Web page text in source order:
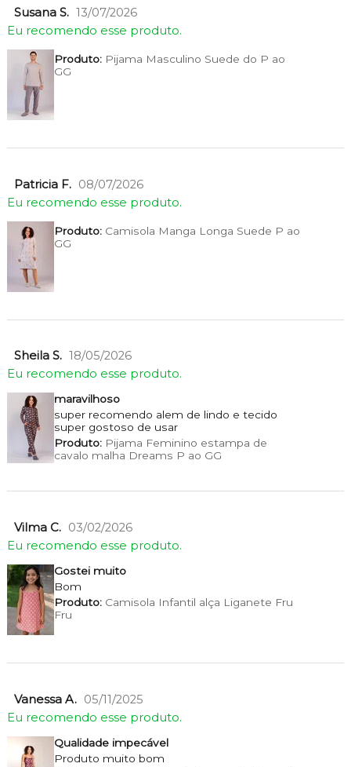
Susana S. 13/07/2026
Eu recomendo esse produto.
Produto:Pijama Masculino Suede do P ao
GG
Patricia F. 08/07/2026
Eu recomendo esse produto.
Produto:Camisola Manga Longa Suede P ao
GG
Sheila S. 18/05/2026
Eu recomendo esse produto.
maravilhoso
super recomendo alem de lindo e tecido
super gostoso de usar
Produto:Pijama Feminino estampa de
cavalo malha Dreams P ao GG
Vilma C. 03/02/2026
Eu recomendo esse produto.
Gostei muito
Bom
Produto:Camisola Infantil alça Liganete Fru
Fru
Vanessa A. 05/11/2025
Eu recomendo esse produto.
Qualidade impecável
Produto muito bom